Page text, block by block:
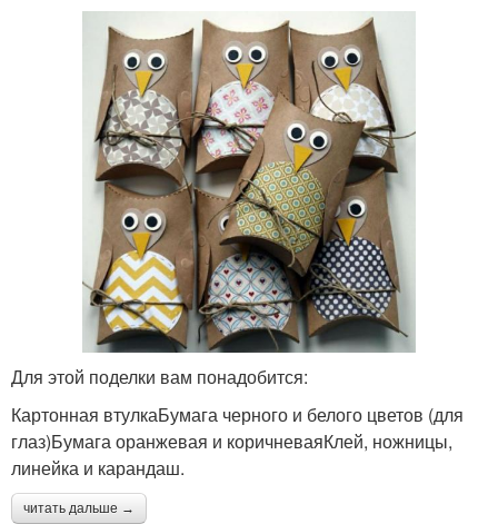
Сова из пластиковых
ложек
Смешная сова
Сова на пенопластовой
основе
Белая сова
Сова из сердец
Сова из природного
материала
Для этой поделки вам понадобится:
Картонная втулкаБумага черного и белого цветов (для
глаз)Бумага оранжевая и коричневаяКлей, ножницы,
линейка и карандаш.
читать дальше →